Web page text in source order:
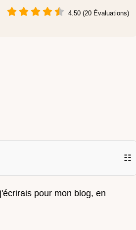
4.50 (20 Évaluations)
☷
pour mon blog, en